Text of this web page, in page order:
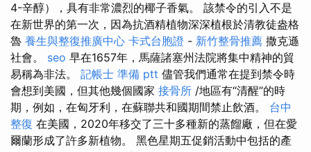
4-辛醇），具有非常濃烈的椰子香氣。 該禁令的引入不是
在新世界的第一次，因為抗酒精植物深深植根於清教徒盎格
魯 養生與整復推廣中心 卡式台胞證 - 新竹整骨推薦 撒克遜
社會。 seo 早在1657年，馬薩諸塞州法院將集中精神的貿
易稱為非法。 記帳士 準備 ptt 儘管我們通常在提到禁令時
會想到美國，但其他幾個國家 接骨所 /地區有“清醒”的時
期，例如，在匈牙利，在蘇聯共和國期間禁止飲酒。 台中
整復 在美國，2020年移交了三十多種新的蒸餾廠，但在愛
爾蘭形成了許多新植物。 黑色星期五促銷活動中包括的產